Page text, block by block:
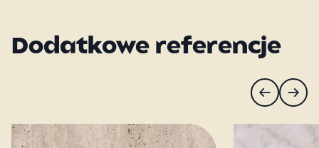
Dodatkowe referencje